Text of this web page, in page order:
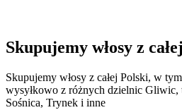
Skupujemy włosy z
Skupujemy włosy z całej Polski, w
wysyłkowo z różnych dzielnic Gliwic,
Sośnica, Trynek i inne